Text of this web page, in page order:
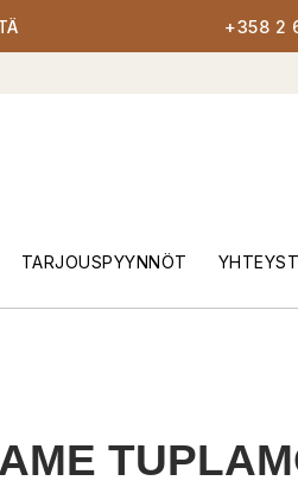
+358 2
TARJOUSPYYNNÖT